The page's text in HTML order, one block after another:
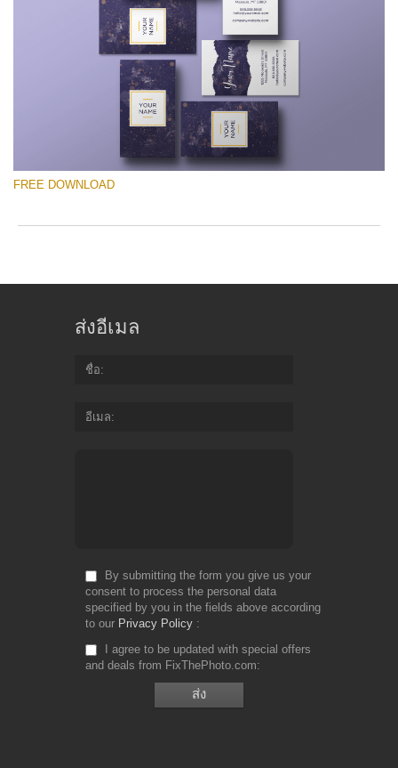
Free Template #12
Photographer Marketing Templates
ดาวน์โหลดฟรี
FREE DOWNLOAD
ส่งอีเมล
ชื่อ
อีเมล
By submitting the form you give us your
consent to process the personal data
specified by you in the fields above according
to our Privacy Policy
I agree to be updated with special offers
and deals from FixThePhoto.com